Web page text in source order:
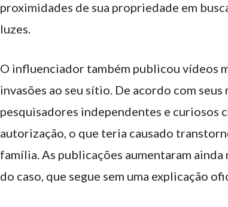
proximidades de sua propriedade em
luzes.
O influenciador também publicou vídeos
invasões ao seu sítio. De acordo com
pesquisadores independentes e curiosos
autorização, o que teria causado
família. As publicações aumentaram ainda
do caso, que segue sem uma explicação